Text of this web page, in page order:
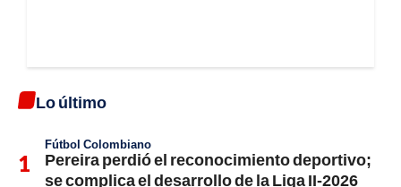
Lo último
Fútbol Colombiano
Pereira perdió el reconocimiento deportivo;
se complica el desarrollo de la Liga II-2026